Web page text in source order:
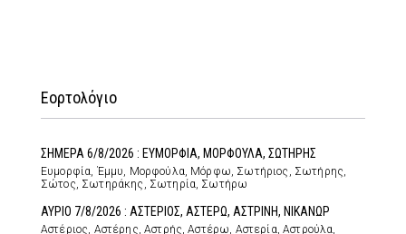
Εορτολόγιο
ΣΗΜΕΡΑ 6/8/2026 : ΕΥΜΟΡΦΙΑ, ΜΟΡΦΟΥΛΑ, ΣΩΤΗΡΗΣ
Ευμορφία, Έμμυ, Μορφούλα, Μόρφω, Σωτήριος, Σωτήρης,
Σώτος, Σωτηράκης, Σωτηρία, Σωτήρω
ΑΥΡΙΟ 7/8/2026 : ΑΣΤΕΡΙΟΣ, ΑΣΤΕΡΩ, ΑΣΤΡΙΝΗ, ΝΙΚΑΝΩΡ
Αστέριος, Αστέρης, Αστρής, Αστέρω, Αστερία, Αστρούλα,